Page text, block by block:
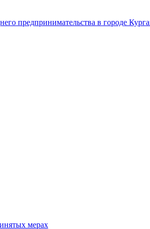
предпринимательства в городе
мерах